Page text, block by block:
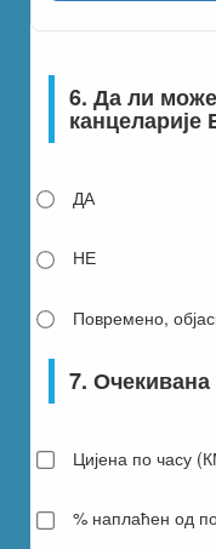
6. Да ли
канцеларије
ДА
НЕ
Повремено,
7.
Цијена по часу
% наплаћен од